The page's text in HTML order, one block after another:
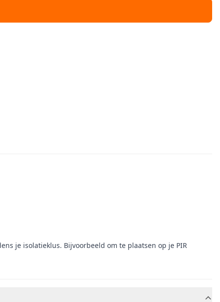
je isolatieklus. Bijvoorbeeld om te plaatsen op je PIR